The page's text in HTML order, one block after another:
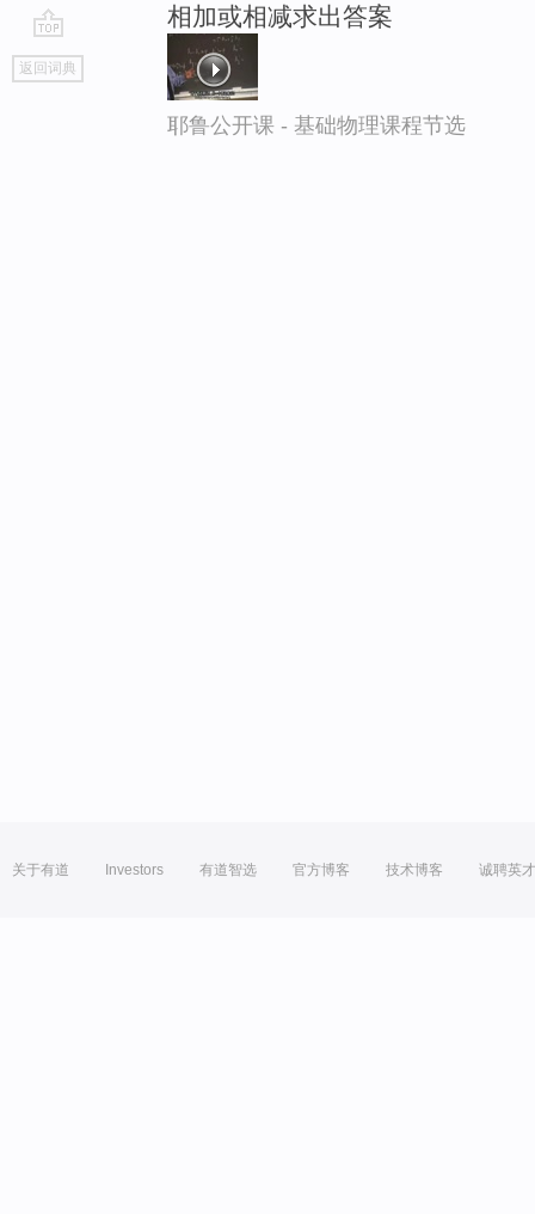
go
top
返回词典
相加或相减求出答案
耶鲁公开课 - 基础物理课程节选
关于有道 Investors 有道智选 官方博客 技术博客 诚聘英才